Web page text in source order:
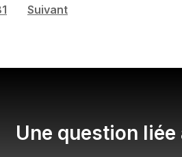
Suivant
Une question